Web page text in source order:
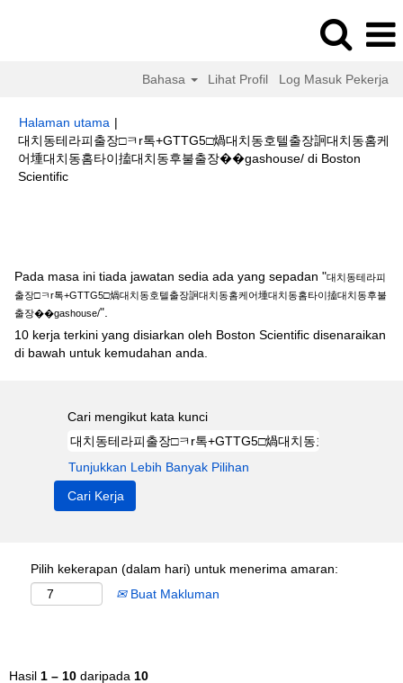
Bahasa Lihat Profil Log Masuk Pekerja
Halaman utama |
대치동테라피출장□ㅋr톡+GTTG5□煱대치동호텔출장䛛대치동홈케
어堹대치동홈타이搕대치동후불출장��gashouse/ di Boston
Scientific(halaman
Pada masa ini tiada jawatan sedia ada yang sepadan "대치동테라피
출장□ㅋr톡+GTTG5□煱대치동호텔출장䛛대치동홈케어堹대치동홈타이搕대치동후불
출장��gashouse/".
10 kerja terkini yang disiarkan oleh Boston Scientific disenaraikan
di bawah untuk kemudahan anda.
Cari mengikut kata kunci
Tunjukkan Lebih Banyak Pilihan
Pilih kekerapan (dalam hari) untuk menerima amaran:
Buat Makluman
Hasil 1 – 10 daripada 10